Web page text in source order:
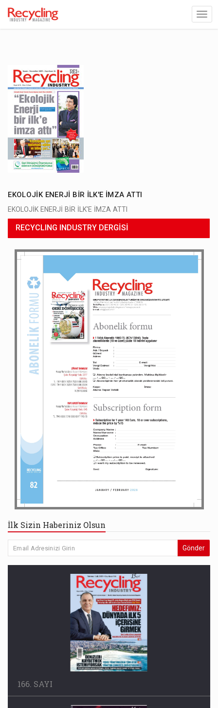
EKOLOJİK ENERJİ BİR İLK'E İMZA ATTI
EKOLOJİK ENERJİ BİR İLK'E İMZA ATTI
RECYCLING INDUSTRY DERGİSİ
İlk Sizin Haberiniz Olsun
Gönder
166. SAYI